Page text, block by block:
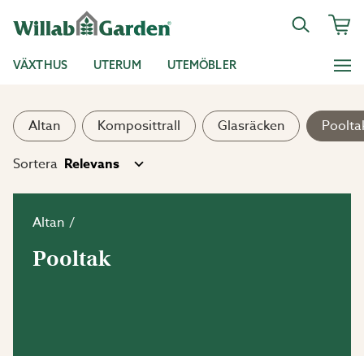
VÄXTHUS UTERUM UTEMÖBLER
Altan Komposittrall Glasräcken
Sortera
Altan
Pooltak